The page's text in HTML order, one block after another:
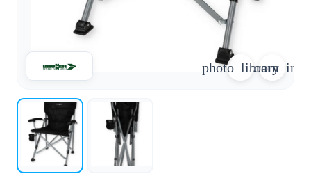
Contattateci
car_repair
article
Tutti
gli
articoli
Assistenza
WhatsApp
zoom_in
photo_library